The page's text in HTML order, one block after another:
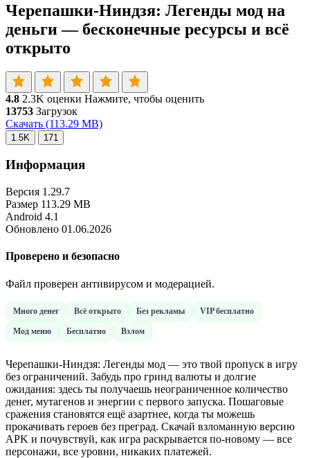
Черепашки-Ниндзя: Легенды мод на
деньги — бесконечные ресурсы и всё
открыто
4.8 2.3K оценки Нажмите, чтобы оценить
13753 Загрузок
Скачать (113.29 MB)
1.5K 171
Информация
Версия 1.29.7
Размер 113.29 MB
Android 4.1
Обновлено 01.06.2026
Проверено и безопасно
Файл проверен антивирусом и модерацией.
Много денег Всё открыто Без рекламы VIP бесплатно
Мод меню Бесплатно Взлом
Черепашки-Ниндзя: Легенды мод — это твой пропуск в игру
без ограничений. Забудь про гринд валюты и долгие
ожидания: здесь ты получаешь неограниченное количество
денег, мутагенов и энергии с первого запуска. Пошаговые
сражения становятся ещё азартнее, когда ты можешь
прокачивать героев без преград. Скачай взломанную версию
APK и почувствуй, как игра раскрывается по-новому — все
персонажи, все уровни, никаких платежей.